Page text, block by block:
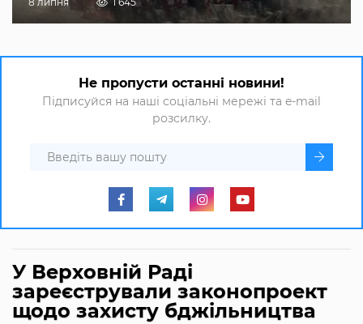
Не пропусти останні новини!
Підписуйся на наші соціальні мережі та e-mail
розсилку.
У Верховній Раді
зареєстрували законопроект
щодо захисту бджільництва